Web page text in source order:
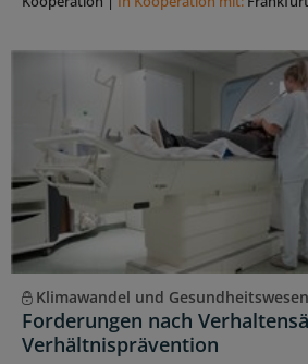
Klimawandel und Gesundheitswesen
Forderungen nach
Verhältnisprävention